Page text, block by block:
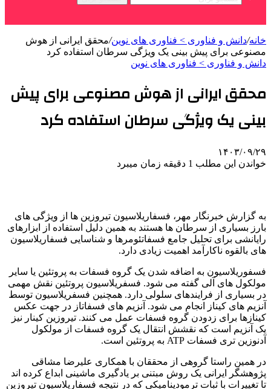
خانه/دانش و فناوری > فناوری های نوین/محقق ایرانی از هوش
مصنوعی برای پیش بینی یک ویژگی سرطان استفاده کرد
دانش و فناوری > فناوری های نوین
محقق ایرانی از هوش مصنوعی برای پیش
بینی یک ویژگی سرطان استفاده کرد
۱۴۰۳/۰۹/۲۹
خواندن این مطلب 1 دقیقه زمان میبرد
به گزارش خبرنگار مهر، فسفاریلاسیون تیروزین ها از ویژگی های
بارز بسیاری از سرطان ها هستند به همین دلیل استفاده از ابزارهای
رایانشی برای تحلیل جامع فسفاتئومرها و شناسایی فسفاریلاسیون
های بالقوه ناکارآمد اهمیت زیادی دارد.
فسفوریلاسیون به اضافه شدن یک گروه فسفات به پروتئین یا سایر
مولکول های آلی گفته می شود. فسفریلاسیون پروتئین نقش مهمی
در بسیاری از فرایندهای سلولی دارد. همچنین فسفریلاسیون توسط
آنزیم های کیناز انجام می شود. آنزیم های فسفاتاز در جهت عکس
کینازها برای زدودن گروه فسفات عمل می کنند. تیروزین کینار نیز
یک آنزیم است که نقشش انتقال یک گروه فسفات از مولکول
آدنوزین تری فسفات ATP به پروتئین است.
در همین راستا گروهی از محققان با همکاری علیرضا مشاقی
پژوهشگر ایرانی یک روش مبتنی بر یادگیری ماشینی ابداع کرده اند
تا تغییرات با ثبات ترمودینامیکی که در نتیجه فسفاریلاسیون تیروزین